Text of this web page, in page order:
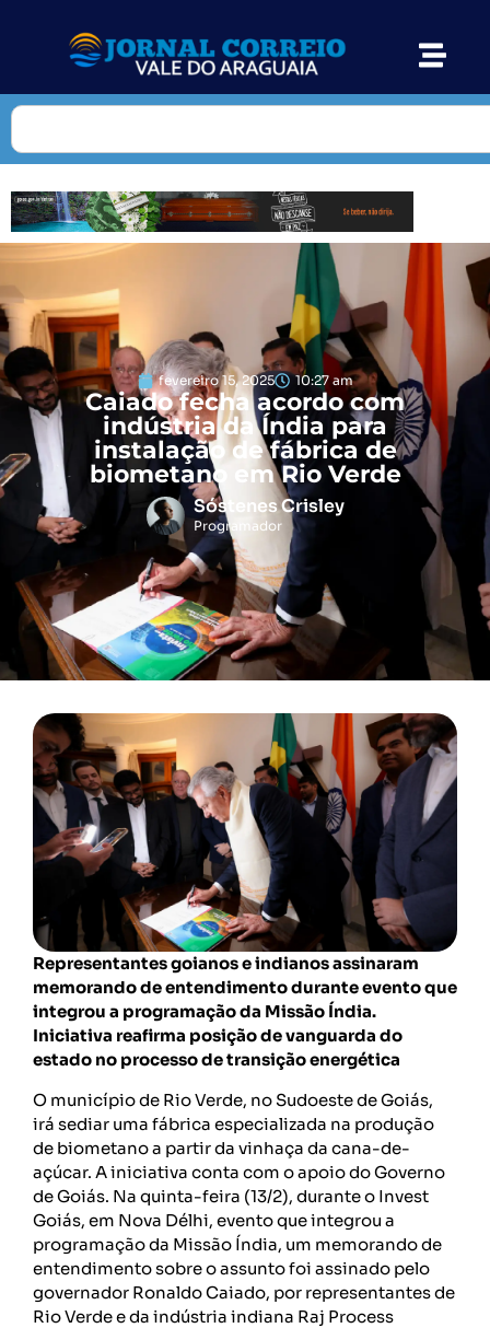
fevereiro 15, 2025 10:27 am
Caiado fecha acordo com
indústria da Índia para
instalação de fábrica de
biometano em Rio Verde
Sóstenes Crisley
Programador
Representantes goianos e indianos assinaram
memorando de entendimento durante evento que
integrou a programação da Missão Índia.
Iniciativa reafirma posição de vanguarda do
estado no processo de transição energética
O município de Rio Verde, no Sudoeste de Goiás,
irá sediar uma fábrica especializada na produção
de biometano a partir da vinhaça da cana-de-
açúcar. A iniciativa conta com o apoio do Governo
de Goiás. Na quinta-feira (13/2), durante o Invest
Goiás, em Nova Délhi, evento que integrou a
programação da Missão Índia, um memorando de
entendimento sobre o assunto foi assinado pelo
governador Ronaldo Caiado, por representantes de
Rio Verde e da indústria indiana Raj Process